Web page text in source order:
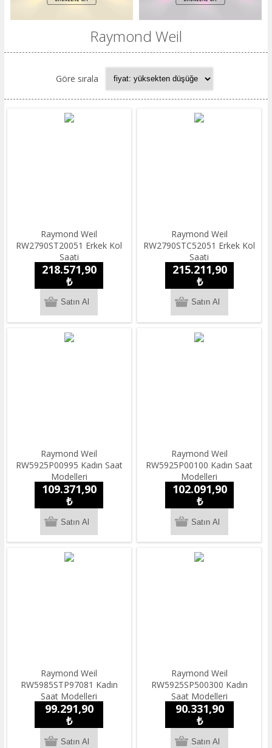
Raymond Weil
Göre sırala
Raymond Weil
RW2790ST20051 Erkek Kol
Saati
218.571,90
₺
Raymond Weil
RW2790STC52051 Erkek Kol
Saati
215.211,90
₺
Raymond Weil
RW5925P00995 Kadın Saat
Modelleri
109.371,90
₺
Raymond Weil
RW5925P00100 Kadın Saat
Modelleri
102.091,90
₺
Raymond Weil
RW5985STP97081 Kadın
Saat Modelleri
99.291,90
₺
Raymond Weil
RW5925SP500300 Kadın
Saat Modelleri
90.331,90
₺